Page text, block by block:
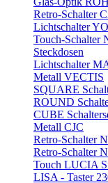
Retro-Schalter
Lichtschalter
Touch-Schalter
Steckdosen
Lichtschalter
Metall VECTIS
SQUARE
ROUND
CUBE
Metall CJC
Retro-Schalter
Retro-Schalter
Touch LUCIA
LISA - Taster